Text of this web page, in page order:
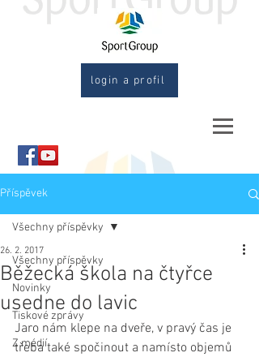
login a profil
Příspěvek
Všechny příspěvky
Novinky
Tiskové zprávy
Z médií
Všechny příspěvky
Běžecká škola na čtyřce
usedne do lavic
26. 2. 2017
Jaro nám klepe na dveře, v pravý čas je
třeba také spočinout a namísto objemů